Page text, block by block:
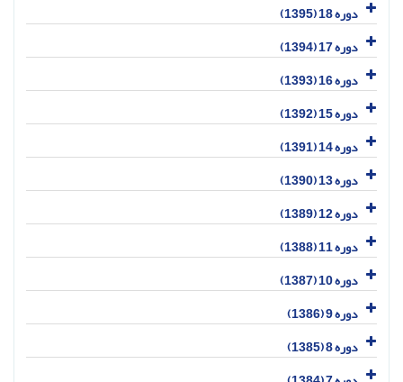
دوره 18 (1395)
دوره 17 (1394)
دوره 16 (1393)
دوره 15 (1392)
دوره 14 (1391)
دوره 13 (1390)
دوره 12 (1389)
دوره 11 (1388)
دوره 10 (1387)
دوره 9 (1386)
دوره 8 (1385)